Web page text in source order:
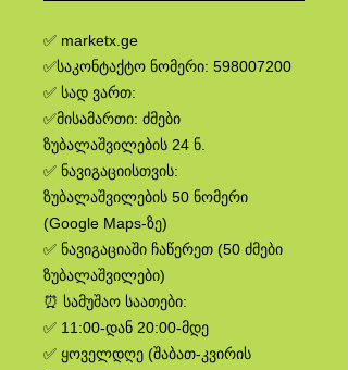
✅ marketx.ge
✅საკონტაქტო ნომერი: 598007200
✅ სად ვართ:
✅მისამართი: ძმები
ზუბალაშვილების 24 ნ.
✅ ნავიგაციისთვის:
ზუბალაშვილების 50 ნომერი
(Google Maps-ზე)
✅ ნავიგაციაში ჩაწერეთ (50 ძმები
ზუბალაშვილები)
⏰ სამუშაო საათები:
✅ 11:00-დან 20:00-მდე
✅ ყოველდღე (შაბათ-კვირის